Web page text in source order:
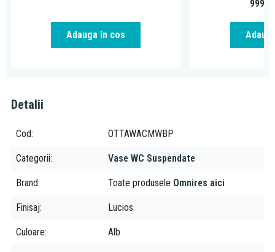
Adauga in cos
Detalii
Cod OTTAWACMWBP
Categorii Vase WC Suspendate
Brand Toate produsele Omnires aici
Finisaj Lucios
Culoare Alb